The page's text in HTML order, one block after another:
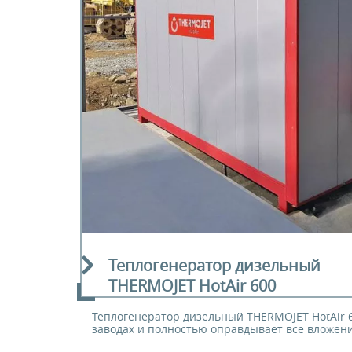
Теплогенератор дизельный
THERMOJET HotAir 600
Теплогенератор дизельный THERMOJET
заводах и полностью оправдывает все
Согласие на получение
информационных
материалов.
Y
ЗАКАЗАТЬ
E-mail
Я даю
Я
Я